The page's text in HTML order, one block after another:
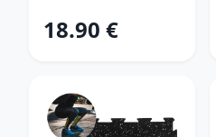
18.90 €